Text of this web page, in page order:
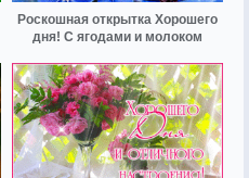
Роскошная открытка Хорошего
дня! С ягодами и молоком